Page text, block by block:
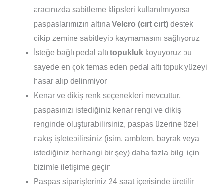
aracınızda sabitleme klipsleri kullanılmıyorsa
paspaslarımızın altına Velcro (cırt cırt) destek
dikip zemine sabitleyip kaymamasını sağlıyoruz
İsteğe bağlı pedal altı topukluk koyuyoruz bu
sayede en çok temas eden pedal altı topuk yüzeyi
hasar alıp delinmiyor
Kenar ve dikiş renk seçenekleri mevcuttur,
paspasınızı istediğiniz kenar rengi ve dikiş
renginde oluşturabilirsiniz, paspas üzerine özel
nakış işletebilirsiniz (isim, amblem, bayrak veya
istediğiniz herhangi bir şey) daha fazla bilgi için
bizimle iletişime geçin
Paspas siparişleriniz 24 saat içerisinde üretilir